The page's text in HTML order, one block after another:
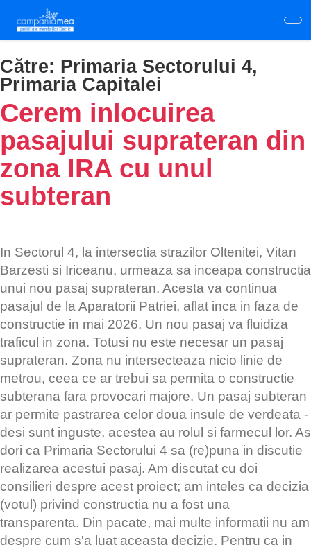
main
content
Către: Primaria Sectorului 4,
Primaria Capitalei
Cerem inlocuirea
pasajului suprateran din
zona IRA cu unul
subteran
In Sectorul 4, la intersectia strazilor Oltenitei, Vitan
Barzesti si Iriceanu, urmeaza sa inceapa constructia
unui nou pasaj suprateran. Acesta va continua
pasajul de la Aparatorii Patriei, aflat inca in faza de
constructie in mai 2026. Un nou pasaj va fluidiza
traficul in zona. Totusi nu este necesar un pasaj
suprateran. Zona nu intersecteaza nicio linie de
metrou, ceea ce ar trebui sa permita o constructie
subterana fara provocari majore. Un pasaj subteran
ar permite pastrarea celor doua insule de verdeata -
desi sunt inguste, acestea au rolul si farmecul lor. As
dori ca Primaria Sectorului 4 sa (re)puna in discutie
realizarea acestui pasaj. Am discutat cu doi
consilieri despre acest proiect; am inteles ca decizia
(votul) privind constructia nu a fost una
transparenta. Din pacate, mai multe informatii nu am
despre cum s'a luat aceasta decizie. Pentru ca in